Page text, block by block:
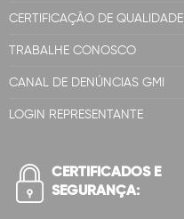
CERTIFICAÇÃO DE QUALIDADE
TRABALHE CONOSCO
CANAL DE DENÚNCIAS GMI
LOGIN REPRESENTANTE
CERTIFICADOS E
SEGURANÇA: